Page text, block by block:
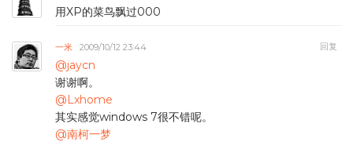
用XP的菜鸟飘过000
一米 2009/10/12 23:44 回复
@jaycn
谢谢啊。
@Lxhome
其实感觉windows 7很不错呢。
@南柯一梦